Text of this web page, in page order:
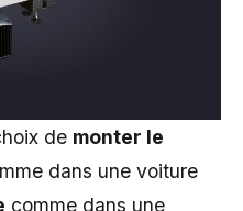
de monter le
dans une voiture
comme dans une